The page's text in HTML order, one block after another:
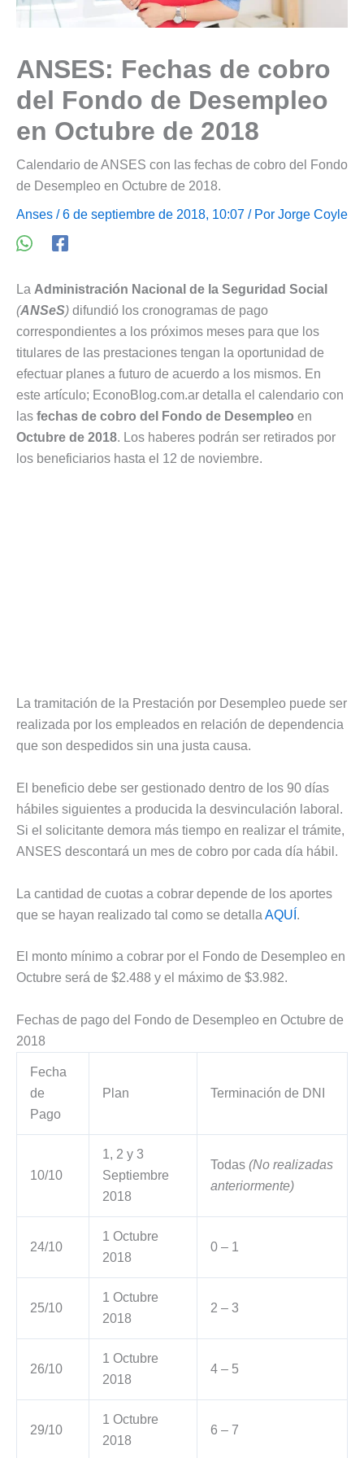
ANSES: Fechas de cobro
del Fondo de Desempleo
en Octubre de 2018
Calendario de ANSES con las fechas de cobro del Fondo
de Desempleo en Octubre de 2018.
Anses / 6 de septiembre de 2018, 10:07 / Por Jorge Coyle
La Administración Nacional de la Seguridad Social
(ANSeS) difundió los cronogramas de pago
correspondientes a los próximos meses para que los
titulares de las prestaciones tengan la oportunidad de
efectuar planes a futuro de acuerdo a los mismos. En
este artículo; EconoBlog.com.ar detalla el calendario con
las fechas de cobro del Fondo de Desempleo en
Octubre de 2018. Los haberes podrán ser retirados por
los beneficiarios hasta el 12 de noviembre.
La tramitación de la Prestación por Desempleo puede ser
realizada por los empleados en relación de dependencia
que son despedidos sin una justa causa.
El beneficio debe ser gestionado dentro de los 90 días
hábiles siguientes a producida la desvinculación laboral.
Si el solicitante demora más tiempo en realizar el trámite,
ANSES descontará un mes de cobro por cada día hábil.
La cantidad de cuotas a cobrar depende de los aportes
que se hayan realizado tal como se detalla AQUÍ .
El monto mínimo a cobrar por el Fondo de Desempleo en
Octubre será de $2.488 y el máximo de $3.982.
Fechas de pago del Fondo de Desempleo en Octubre de
2018
Fecha
de
Pago
Plan Terminación de DNI
10/10
1, 2 y 3
Septiembre
2018
Todas (No realizadas
anteriormente)
24/10
1 Octubre
2018
0 – 1
25/10
1 Octubre
2018
2 – 3
26/10
1 Octubre
2018
4 – 5
29/10
1 Octubre
2018
6 – 7